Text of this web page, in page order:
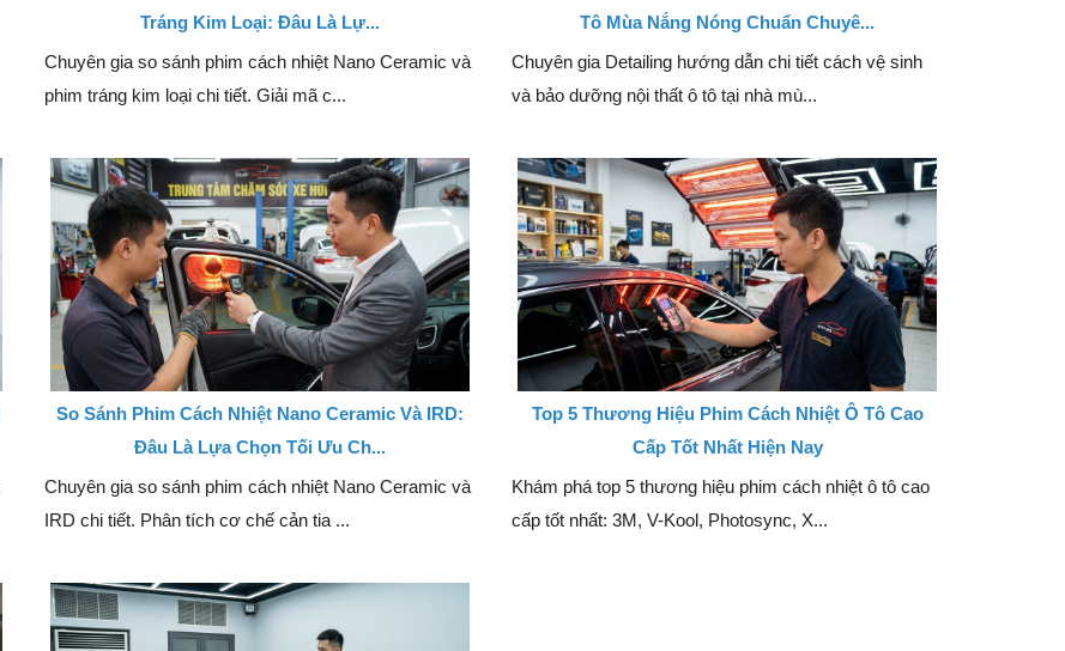
Tráng Kim Loại: Đâu Là Lự...
Chuyên gia so sánh phim cách nhiệt Nano Ceramic và
phim tráng kim loại chi tiết. Giải mã c...
Tô Mùa Nắng Nóng Chuẩn Chuyê...
Chuyên gia Detailing hướng dẫn chi tiết cách vệ sinh
và bảo dưỡng nội thất ô tô tại nhà mù...
So Sánh Phim Cách Nhiệt Nano Ceramic Và IRD:
Đâu Là Lựa Chọn Tối Ưu Ch...
Chuyên gia so sánh phim cách nhiệt Nano Ceramic và
IRD chi tiết. Phân tích cơ chế cản tia ...
Top 5 Thương Hiệu Phim Cách Nhiệt Ô Tô Cao
Cấp Tốt Nhất Hiện Nay
Khám phá top 5 thương hiệu phim cách nhiệt ô tô cao
cấp tốt nhất: 3M, V-Kool, Photosync, X...